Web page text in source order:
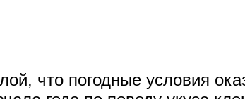
что погодные условия